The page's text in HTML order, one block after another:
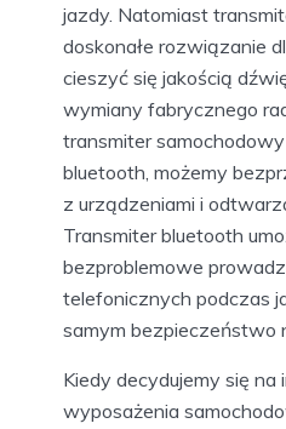
jazdy. Natomiast
doskonałe rozwiązanie
cieszyć się jakością
wymiany fabrycznego
transmiter
bluetooth, możemy
z urządzeniami i
Transmiter bluetooth
bezproblemowe
telefonicznych podczas
samym bezpieczeństwo
Kiedy decydujemy się
wyposażenia